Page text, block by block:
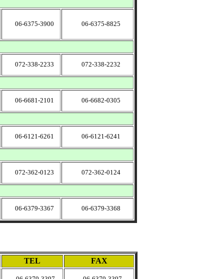
06-6375-3900 06-6375-8825
072-338-2233 072-338-2232
06-6681-2101 06-6682-0305
06-6121-6261 06-6121-6241
072-362-0123 072-362-0124
06-6379-3367 06-6379-3368
TEL
FAX